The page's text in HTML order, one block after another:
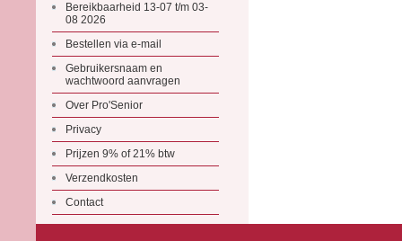
Bereikbaarheid 13-07 t/m 03-
08 2026
Bestellen via e-mail
Gebruikersnaam en
wachtwoord aanvragen
Over Pro'Senior
Privacy
Prijzen 9% of 21% btw
Verzendkosten
Contact